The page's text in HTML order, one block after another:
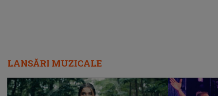
LANSĂRI MUZICALE